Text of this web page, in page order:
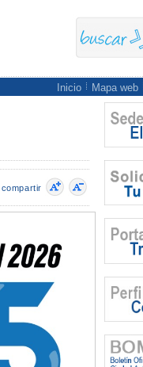
Inicio Mapa web
compartir